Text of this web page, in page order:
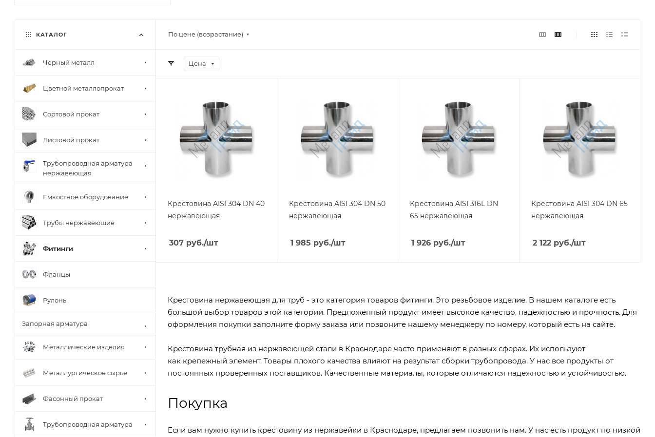
По цене (возрастание)
Цена
Крестовина AISI 304 DN 40
нержавеющая
307 руб./шт
Крестовина AISI 304 DN 50
нержавеющая
1 985 руб./шт
Крестовина AISI 316L DN
65 нержавеющая
1 926 руб./шт
Крестовина AISI 304 DN 65
нержавеющая
2 122руб./шт
Крестовина нержавеющая для труб - это категория товаров фитинги. Это резьбовое изделие. В нашем каталоге есть
большой выбор товаров этой категории. Предложенный продукт имеет высокое качество, надежностью и прочность. Для
оформления покупки заполните форму заказа или позвоните нашему менеджеру по номеру, который есть на сайте.
Крестовина трубная из нержавеющей стали в Краснодаре часто применяют в разных сферах. Их используют
как крепежный элемент. Товары плохого качества влияют на результат сборки трубопровода. У нас все продукты от
постоянных проверенных поставщиков. Качественные материалы, которые отличаются надежностью и устойчивостью.
Покупка
Если вам нужно купить крестовину из нержавейки в Краснодаре, предлагаем позвонить нам. У нас есть продукт по низкой
КАТАЛОГ
Черный металл
Цветной металлопрокат
Сортовой прокат
Листовой прокат
Трубопроводная арматура
нержавеющая
Емкостное оборудование
Трубы нержавеющие
Фитинги
Фланцы
Рулоны
Запорная арматура
Металлические изделия
Металлургическое сырье
Фасонный прокат
Трубопроводная арматура